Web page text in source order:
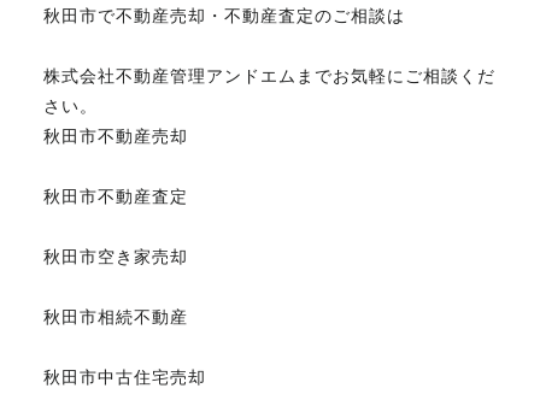
秋田市で不動産売却・不動産査定のご相談は
株式会社不動産管理アンドエムまでお気軽にご相談くだ
さい。
秋田市不動産売却
秋田市不動産査定
秋田市空き家売却
秋田市相続不動産
秋田市中古住宅売却